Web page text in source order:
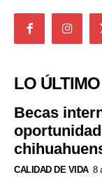
LO ÚLTIMO
Becas
CALIDAD DE VIDA 8